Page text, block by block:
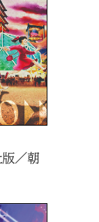
／朝